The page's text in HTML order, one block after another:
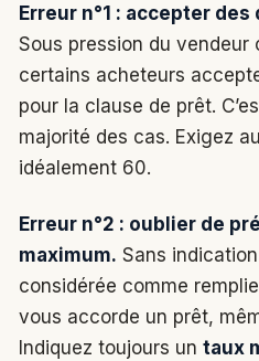
Erreur n°1 : accepter
Sous pression du vendeur
certains acheteurs
pour la clause de prêt.
majorité des cas. Exigez
idéalement 60.
Erreur n°2 : oublier de
maximum. Sans
considérée comme
vous accorde un prêt,
Indiquez toujours un taux